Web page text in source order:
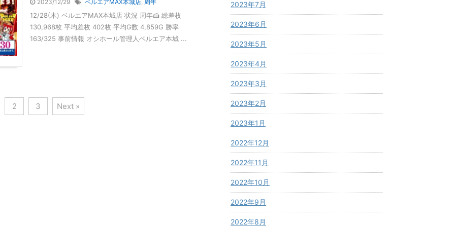
2023/12/29 ベルエアMAX本城店 周年
12/28(木) ベルエアMAX本城店 状況 周年🍰 総差枚
130,968枚 平均差枚 402枚 平均G数 4,859G 勝率
163/325 事前情報 オシホール管理人ベルエア本城 ...
2 3 Next »
2023年7月
2023年6月
2023年5月
2023年4月
2023年3月
2023年2月
2023年1月
2022年12月
2022年11月
2022年10月
2022年9月
2022年8月